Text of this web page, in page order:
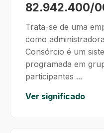
82.942.400/
Trata-se de uma
como
Consórcio é um
programada em
participantes ...
Ver significado